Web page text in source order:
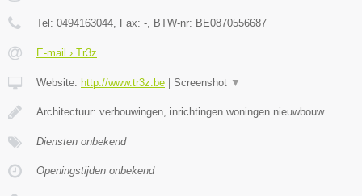
Tel: 0494163044 , Fax: - , BTW-nr: BE0870556687
E-mail › Tr3z
Website: http://www.tr3z.be | Screenshot ▼
Architectuur: verbouwingen, inrichtingen woningen nieuwbouw .
Diensten onbekend
Openingstijden onbekend